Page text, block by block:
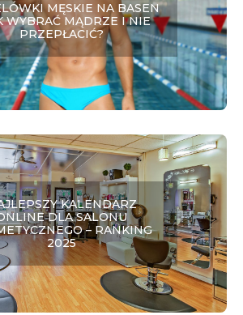
MĘSKIE NA BASEN
WYBRAĆ MĄDRZE I NIE
PRZEPŁACIĆ?
KALENDARZ
DLA SALONU
– RANKING
2025